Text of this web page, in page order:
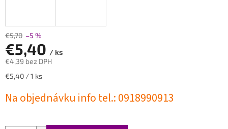
€5,70 –5 %
€5,40 / ks
€4,39 bez DPH
Jednotková
€5,40 / 1 ks
Na objednávku info tel.: 0918990913